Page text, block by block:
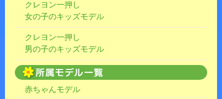
クレヨン一押し
女の子のキッズモデル
クレヨン一押し
男の子のキッズモデル
赤ちゃんモデル